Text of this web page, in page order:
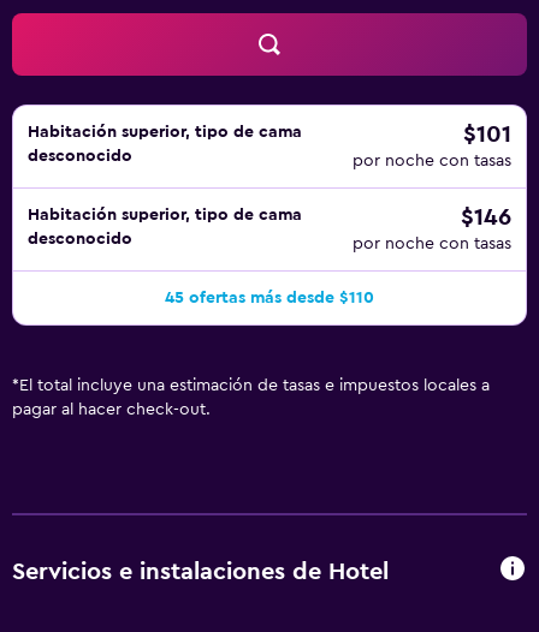
alojamiento hay piscina al aire libre y bañera de
hidromasaje. Otros servicios de ocio y esparcimiento
incluyen centro de bienestar y sauna.
Habitación superior, tipo de cama
desconocido
$101
por noche con tasas
Habitación superior, tipo de cama
desconocido
$146
por noche con tasas
45 ofertas más desde $110
* El total incluye una estimación de tasas e impuestos locales a
pagar al hacer check-out.
Servicios e instalaciones de Hotel